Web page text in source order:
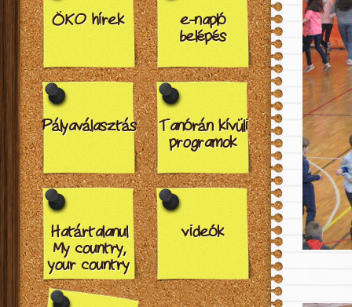
ÖKO hírek
e-napló
belépés
Pályaválasztás
Tanórán kívüli
programok
Határtalanul
My country,
your country
videók